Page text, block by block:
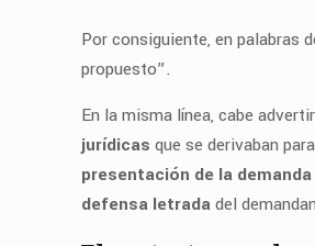
Por consiguiente, en palabras
propuesto”.
En la misma línea, cabe
jurídicas que se derivaban
presentación de la demanda
defensa letradadel